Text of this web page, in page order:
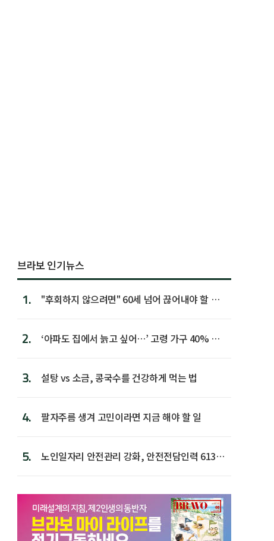
브라보 인기뉴스
1.
"후회하지 않으려면" 60세 넘어 끊어내야 할 사
2.
‘아파도 집에서 늙고 싶어…’ 고령 가구 40% 노
3. 설탕 vs 소금, 콩국수를 건강하게 먹는 법
4. 팔자주름 생겨 고민이라면 지금 해야 할 일
5.
노인일자리 안전관리 강화, 안전전담인력 613명